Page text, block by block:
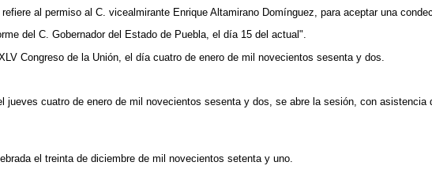
al permiso al C. vicealmirante Enrique Altamirano Domínguez, para aceptar una
del C. Gobernador del Estado de Puebla, el día 15 del actual".
Congreso de la Unión, el día cuatro de enero de mil novecientos sesenta y dos.
cuatro de enero de mil novecientos sesenta y dos, se abre la sesión, con
el treinta de diciembre de mil novecientos setenta y uno.